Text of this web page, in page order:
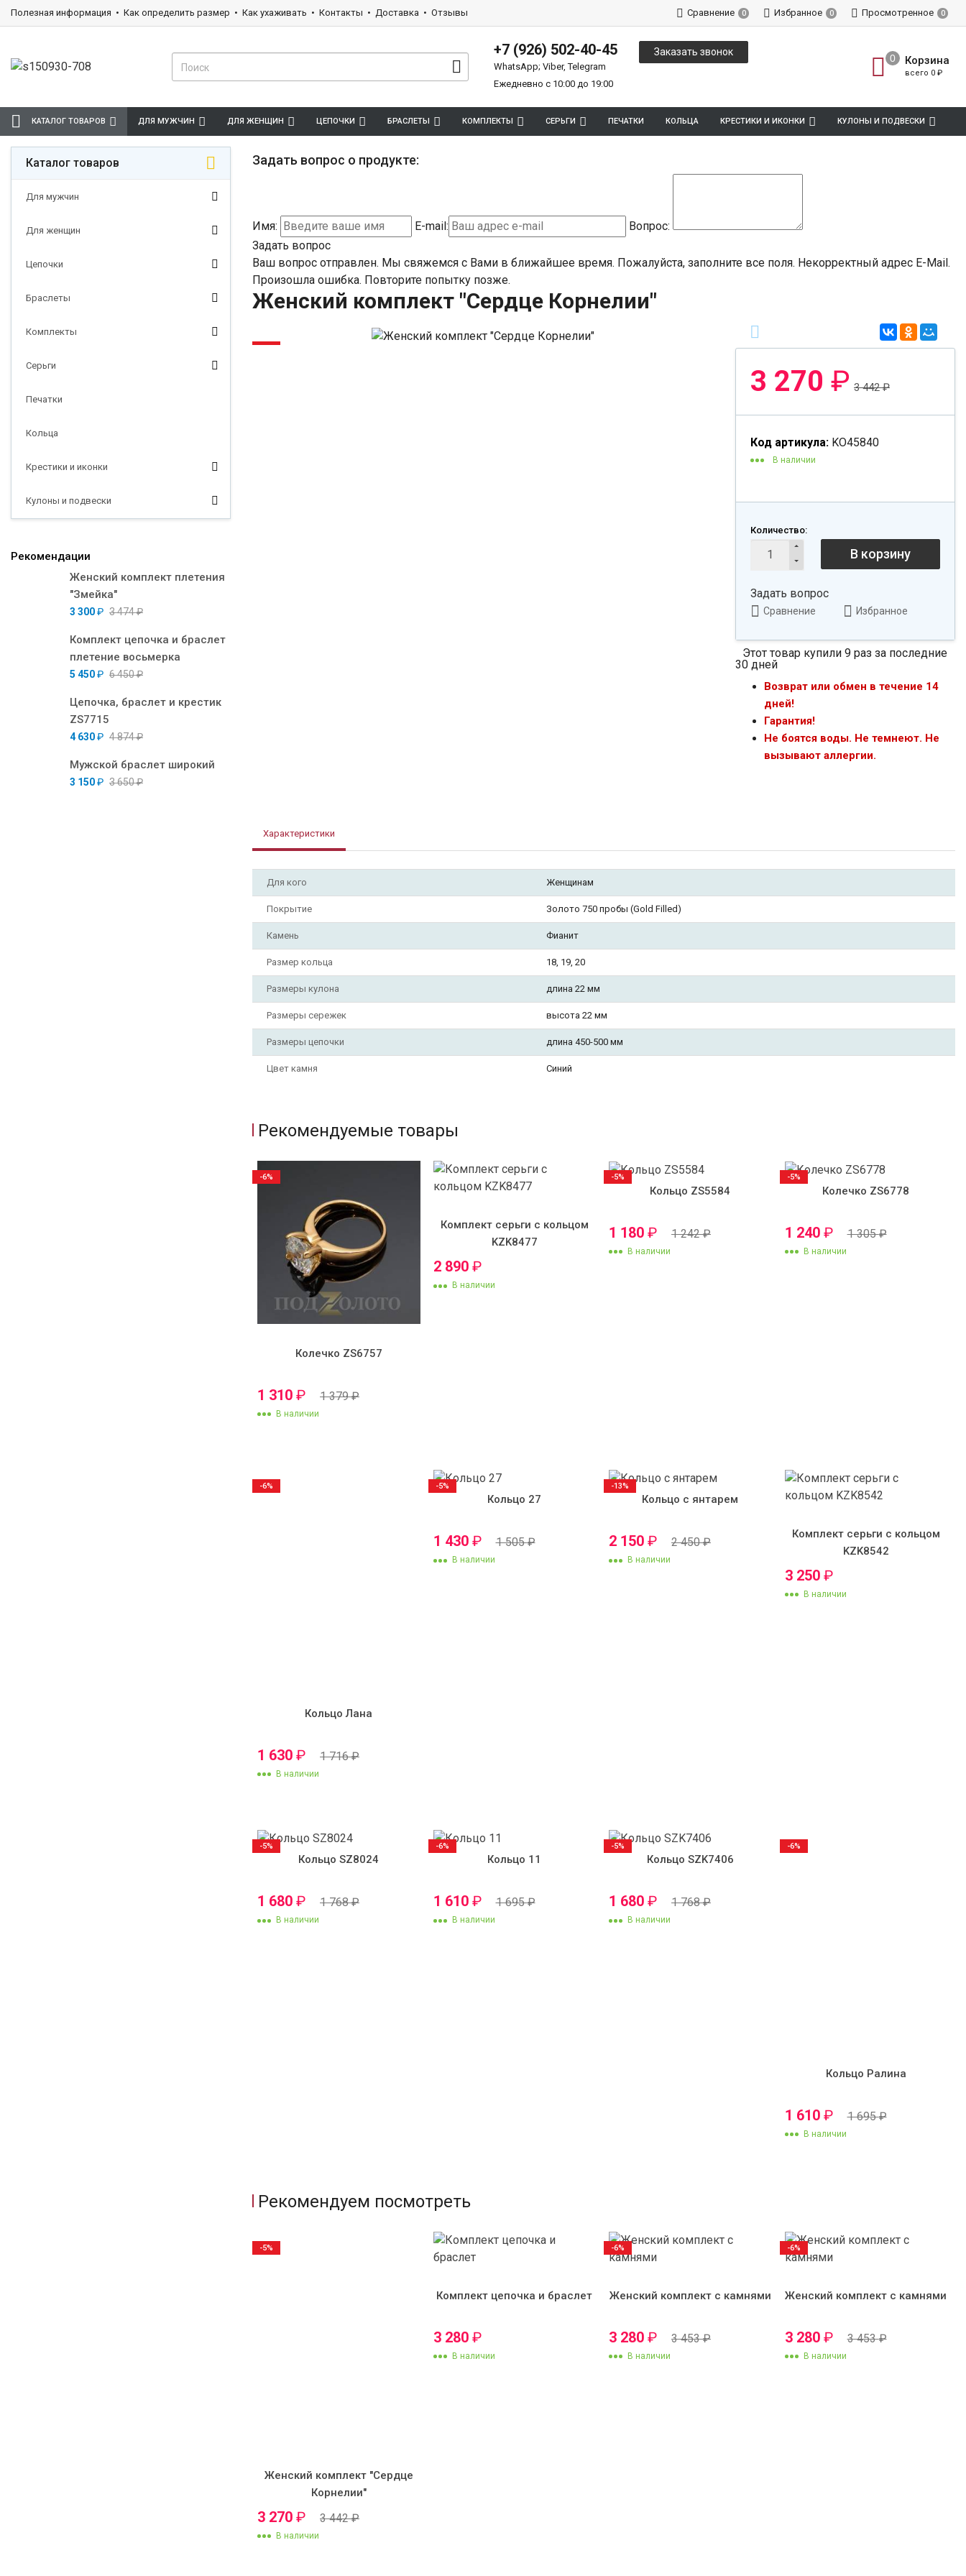
Полезная информация Как определить размер Как ухаживать Контакты Доставка Отзывы Сравнение 0 Избранное 0 Просмотренное 0
+7 (926) 502-40-45
WhatsApp; Viber, Telegram
Ежедневно с 10:00 до 19:00
Заказать звонок
Корзина
всего 0 ₽
КАТАЛОГ ТОВАРОВ ДЛЯ МУЖЧИН ДЛЯ ЖЕНЩИН ЦЕПОЧКИ БРАСЛЕТЫ КОМПЛЕКТЫ СЕРЬГИ ПЕЧАТКИ КОЛЬЦА КРЕСТИКИ И ИКОНКИ КУЛОНЫ И ПОДВЕСКИ
Каталог товаров
Для мужчин
Для женщин
Цепочки
Браслеты
Комплекты
Серьги
Печатки
Кольца
Крестики и иконки
Кулоны и подвески
Рекомендации
Женский комплект плетения
"Змейка"
3 300₽ 3 474₽
Комплект цепочка и браслет
плетение восьмерка
5 450₽ 6 450₽
Цепочка, браслет и крестик
ZS7715
4 630₽ 4 874₽
Мужской браслет широкий
3 150₽ 3 650₽
Задать вопрос о продукте:
Имя: E-mail:
Вопрос:
Задать вопрос
Ваш вопрос отправлен. Мы свяжемся с Вами в ближайшее время. Пожалуйста, заполните все поля. Некорректный адрес E-Mail.
Произошла ошибка. Повторите попытку позже.
Женский комплект "Сердце Корнелии"
-5%
3 270 ₽ 3 442₽
Код артикула: KO45840
В наличии
Количество:
В корзину
Задать вопрос
Сравнение Избранное
Этот товар купили 9 раз за последние
30 дней
Возврат или обмен в течение 14
дней!
Гарантия!
Не боятся воды. Не темнеют. Не
вызывают аллергии.
Характеристики
Для кого Женщинам
Покрытие Золото 750 пробы (Gold Filled)
Камень Фианит
Размер кольца 18, 19, 20
Размеры кулона длина 22 мм
Размеры сережек высота 22 мм
Размеры цепочки длина 450-500 мм
Цвет камня Синий
Рекомендуемые товары
Колечко ZS6757
1 310 ₽ 1 379₽
В наличии
-6%
Комплект серьги с кольцом
KZK8477
2 890 ₽
В наличии
Кольцо ZS5584
1 180 ₽ 1 242₽
В наличии
-5%
Колечко ZS6778
1 240 ₽ 1 305₽
В наличии
-5%
Кольцо Лана
1 630 ₽ 1 716₽
В наличии
-6%
Кольцо 27
1 430 ₽ 1 505₽
В наличии
-5%
Кольцо с янтарем
2 150 ₽ 2 450₽
В наличии
-13%
Комплект серьги с кольцом
KZK8542
3 250 ₽
В наличии
Кольцо SZ8024
1 680 ₽ 1 768₽
В наличии
-5%
Кольцо 11
1 610 ₽ 1 695₽
В наличии
-6%
Кольцо SZK7406
1 680 ₽ 1 768₽
В наличии
-5%
Кольцо Ралина
1 610 ₽ 1 695₽
В наличии
-6%
Рекомендуем посмотреть
Женский комплект "Сердце
Корнелии"
3 270 ₽ 3 442₽
В наличии
-5%
Комплект цепочка и браслет
3 280 ₽
В наличии
Женский комплект с камнями
3 280 ₽ 3 453₽
В наличии
-6%
Женский комплект с камнями
3 280 ₽ 3 453₽
В наличии
-6%